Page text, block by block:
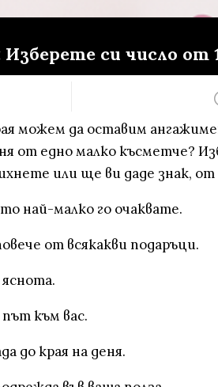
си число от
можем да оставим
от едно малко късметче?
или ще ви даде знак,
най-малко го очаквате.
от всякакви подаръци.
към вас.
до края на деня.